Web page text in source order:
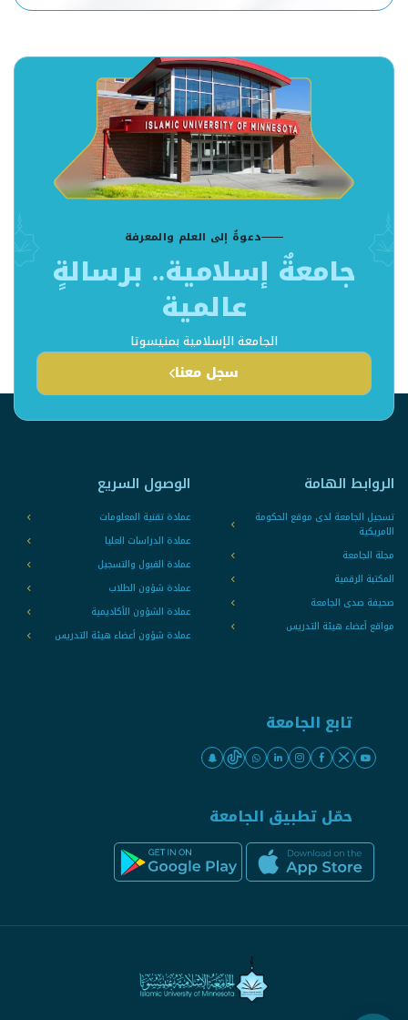
دعوةٌ إلى العلم والمعرفة
جامعةٌ إسلامية.. برسالةٍ
عالمية
الجامعة الإسلامية بمنيسوتا
سجل معنا
الروابط الهامة
تسجيل الجامعة لدى موقع الحكومة
الامريكية
مجلة الجامعة
المكتبة الرقمية
صحيفة صدى الجامعة
مواقع أعضاء هيئة التدريس
الوصول السريع
عمادة تقنية المعلومات
عمادة الدراسات العليا
عمادة القبول والتسجيل
عمادة شؤون الطلاب
عمادة الشؤون الأكاديمية
عمادة شؤون أعضاء هيئة التدريس
تابع الجامعة
حمّل تطبيق الجامعة